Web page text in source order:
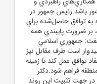
باشد.رئيس جمهور در
به توافق حاصل‌شده براي
بر ضرورت پايبندي همه
جمهوري اسلامي
است طرف مقابل نيز
توافق عمل کند تا زمينه
فراهم شود.دکتر
در جهت تثبيت اين روند